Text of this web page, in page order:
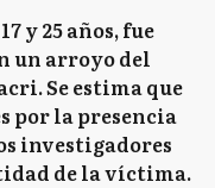
y 25 años, fue
un arroyo del
Se estima que
por la presencia
investigadores
de la víctima.